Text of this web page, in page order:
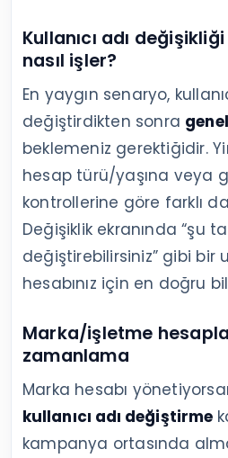
Kullanıcı adı
nasıl işler?
En yaygın senaryo,
değiştirdikten sonra
beklemeniz gerektiğidir.
hesap türü/yaşına veya
kontrollerine göre farklı
Değişiklik ekranında “şu
değiştirebilirsiniz” gibi bir
hesabınız için en doğru
Marka/işletme
zamanlama
Marka hesabı
kullanıcı adı değiştirme
kampanya ortasında